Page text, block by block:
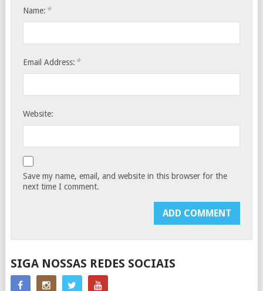
Name: *
Email Address: *
Website:
Save my name, email, and website in this browser for the
next time I comment.
SIGA NOSSAS REDES SOCIAIS